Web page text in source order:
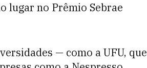
lugar no Prêmio Sebrae
— como a UFU, que